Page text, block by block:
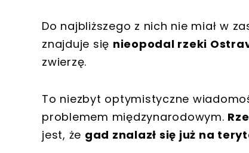
Do najbliższego z nich nie miał w
znajduje się nieopodal rzeki
zwierzę.
To niezbyt optymistyczne
problemem międzynarodowym.
jest, że gad znalazł się już na